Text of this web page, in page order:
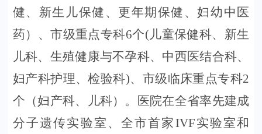
健、新生儿保健、更年期保健、妇幼中医
药）、市级重点专科6个(儿童保健科、 新生
儿科、 生殖健康与不孕科、中西医结合科、
妇产科护理、检验科)、 市级临床重点专科2
个（妇产科、儿科）。医院在全省率先建成
分子遗传实验室 、 全市首家 IVF实验室和